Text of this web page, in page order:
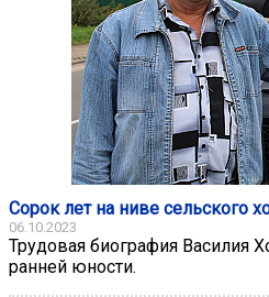
Сорок лет на ниве сельского
06.10.2023
Трудовая биография Василия
ранней юности.